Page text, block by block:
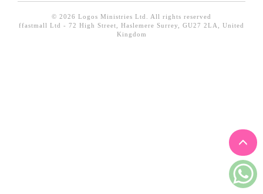
其他
© 2026 Logos Ministries Ltd. All rights reserved
ffastmall Ltd - 72 High Street, Haslemere Surrey, GU27 2LA, United
Kingdom